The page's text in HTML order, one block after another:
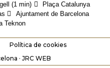
(1 min)
Plaça Catalunya
Ajuntament de Barcelona
Teknon
Política de cookies
· JRC WEB